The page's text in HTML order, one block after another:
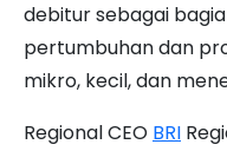
debitur sebagai
pertumbuhan dan
mikro, kecil, dan
Regional CEO BRI